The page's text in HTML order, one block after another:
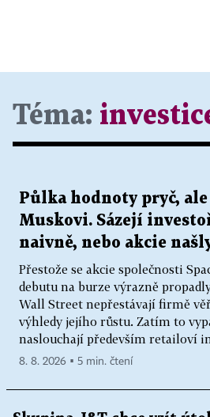
Téma:
Půlka hodnoty pryč,
Muskovi. Sázejí
naivně, nebo akcie
Přestože se akcie společnosti
debutu na burze výrazně
Wall Street nepřestávají firmě
výhledy jejího růstu. Zatím to
naslouchají především retailoví
8. 8. 2026 ▪ 5 min. čtení